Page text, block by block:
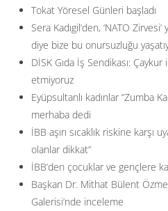
Tokat Yöresel Günleri başladı
Sera Kadıgil’den, ‘NATO
diye bize bu onursuzluğu
DİSK Gıda İş Sendikası: Çaykur
etmiyoruz
Eyüpsultanlı kadınlar “Zumba
merhaba dedi
İBB aşırı sıcaklık riskine karşı
olanlar dikkat”
İBB’den çocuklar ve gençlere
Başkan Dr. Mithat Bülent
Galerisi’nde inceleme